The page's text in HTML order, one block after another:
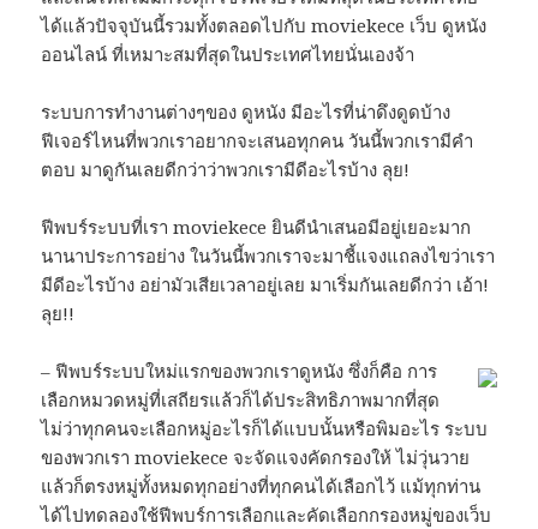
ได้แล้วปัจจุบันนี้รวมทั้งตลอดไปกับ moviekece เว็บ ดูหนัง
ออนไลน์ ที่เหมาะสมที่สุดในประเทศไทยนั่นเองจ้า
ระบบการทำงานต่างๆของ ดูหนัง มีอะไรที่น่าดึงดูดบ้าง
ฟีเจอร์ไหนที่พวกเราอยากจะเสนอทุกคน วันนี้พวกเรามีคำ
ตอบ มาดูกันเลยดีกว่าว่าพวกเรามีดีอะไรบ้าง ลุย!
ฟีพบร์ระบบที่เรา moviekece ยินดีนำเสนอมีอยู่เยอะมาก
นานาประการอย่าง ในวันนี้พวกเราจะมาชี้แจงแถลงไขว่าเรา
มีดีอะไรบ้าง อย่ามัวเสียเวลาอยู่เลย มาเริ่มกันเลยดีกว่า เอ้า!
ลุย!!
– ฟีพบร์ระบบใหม่แรกของพวกเราดูหนัง ซึ่งก็คือ การ
เลือกหมวดหมู่ที่เสถียรแล้วก็ได้ประสิทธิภาพมากที่สุด
ไม่ว่าทุกคนจะเลือกหมู่อะไรก็ได้แบบนั้นหรือพิมอะไร ระบบ
ของพวกเรา moviekece จะจัดแจงคัดกรองให้ ไม่วุ่นวาย
แล้วก็ตรงหมู่ทั้งหมดทุกอย่างที่ทุกคนได้เลือกไว้ แม้ทุกท่าน
ได้ไปทดลองใช้ฟีพบร์การเลือกและคัดเลือกกรองหมู่ของเว็บ